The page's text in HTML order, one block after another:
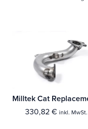
330,82 € inkl. MwSt.